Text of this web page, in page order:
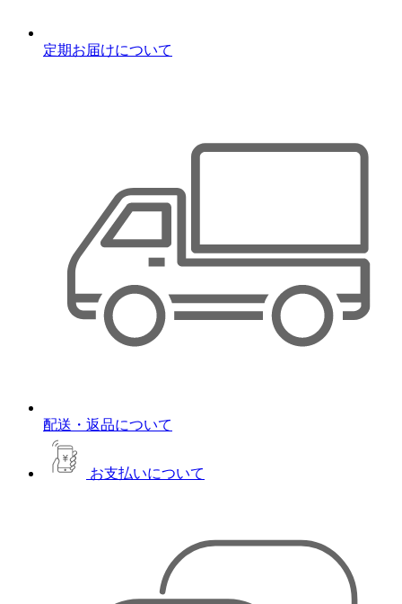
定期お届けについて
配送・返品について
お支払いについて